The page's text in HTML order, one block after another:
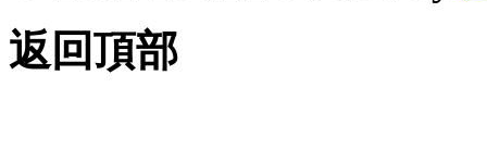
返回頂部